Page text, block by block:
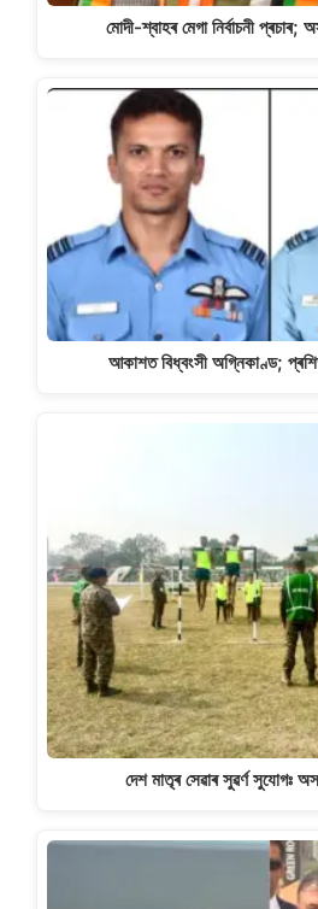
মোদী-শ্বাহৰ মেগা নিৰ্বাচনী প্ৰচাৰ;
আকাশত বিধ্বংসী অগ্নিকাণ্ড;
দেশ মাতৃৰ সেৱাৰ সুৱৰ্ণ সুযোগঃ